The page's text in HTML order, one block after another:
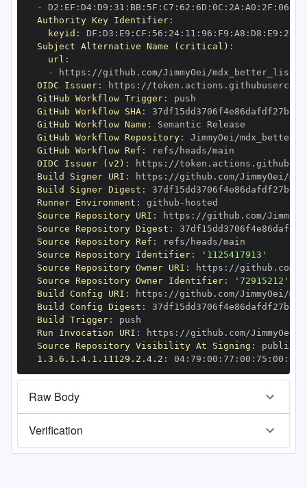
-
D2 : EF : D4: D9 : 31 : BB: 5F : C7 : 62 : 6D : 0C : 2A : A0 : 2F : 06
Authority Key Identifier:
keyid : DF : D3 : E9 : CF : 56 : 24: 11 : 96 : F9 : A8 : D8 : E9 : 28
Subject Alternative Name (critical) :
url :
-
https :
OIDC Issuer: https :
GitHub Workflow Trigger:
GitHub Workflow SHA:
GitHub Workflow Name :
GitHub Workflow Repository:
GitHub Workflow Ref :
OIDC Issuer (v2) : https :
Build Signer URI : https :
Build Signer Digest :
Runner Environment : github -
Source Repository URI : https :
Source Repository Digest :
Source Repository Ref :
Source Repository Identifier:
'1125417913'
Source Repository Owner URI : https :
Source Repository Owner Identifier:
'72915212'
Build Config URI : https :
Build Config Digest :
Build Trigger:
Run Invocation URI : https :
Source Repository Visibility At Signing :
1.3.6.1.4.1.11129.2.4.2 : 04: 79 : 00 : 77 : 00 : 75 : 00 : dd
Raw Body
Verification